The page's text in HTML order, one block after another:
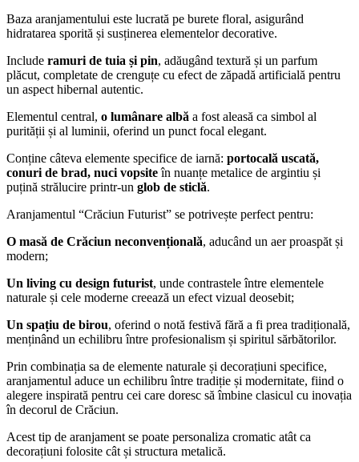
Baza aranjamentului este lucrată pe burete floral, asigurând
hidratarea sporită și susținerea elementelor decorative.
Include ramuri de tuia și pin, adăugând textură și un parfum
plăcut, completate de crenguțe cu efect de zăpadă artificială pentru
un aspect hibernal autentic.
Elementul central, o lumânare albă a fost aleasă ca simbol al
purității și al luminii, oferind un punct focal elegant.
Conține câteva elemente specifice de iarnă: portocală uscată,
conuri de brad, nuci vopsiteîn nuanțe metalice de argintiu și
puțină strălucire printr-un glob de sticlă.
Aranjamentul “Crăciun Futurist” se potrivește perfect pentru:
O masă de Crăciun neconvențională, aducând un aer proaspăt și
modern;
Un living cu design futurist, unde contrastele între elementele
naturale și cele moderne creează un efect vizual deosebit;
Un spațiu de birou, oferind o notă festivă fără a fi prea tradițională,
menținând un echilibru între profesionalism și spiritul sărbătorilor.
Prin combinația sa de elemente naturale și decorațiuni specifice,
aranjamentul aduce un echilibru între tradiție și modernitate, fiind o
alegere inspirată pentru cei care doresc să îmbine clasicul cu inovația
în decorul de Crăciun.
Acest tip de aranjament se poate personaliza cromatic atât ca
decorațiuni folosite cât și structura metalică.